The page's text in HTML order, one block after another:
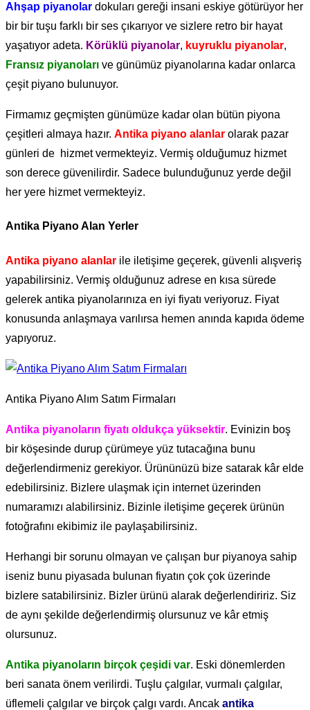
Ahşap piyanolar dokuları gereği insani eskiye götürüyor her
bir bir tuşu farklı bir ses çıkarıyor ve sizlere retro bir hayat
yaşatıyor adeta. Körüklü piyanolar, kuyruklu piyanolar,
Fransız piyanoları ve günümüz piyanolarına kadar onlarca
çeşit piyano bulunuyor.
Firmamız geçmişten günümüze kadar olan bütün piyona
çeşitleri almaya hazır. Antika piyano alanlar olarak pazar
günleri de hizmet vermekteyiz. Vermiş olduğumuz hizmet
son derece güvenilirdir. Sadece bulunduğunuz yerde değil
her yere hizmet vermekteyiz.
Antika Piyano Alan Yerler
Antika piyano alanlar ile iletişime geçerek, güvenli alışveriş
yapabilirsiniz. Vermiş olduğunuz adrese en kısa sürede
gelerek antika piyanolarınıza en iyi fiyatı veriyoruz. Fiyat
konusunda anlaşmaya varılırsa hemen anında kapıda ödeme
yapıyoruz.
Antika Piyano Alım Satım Firmaları
Antika piyanoların fiyatı oldukça yüksektir. Evinizin boş
bir köşesinde durup çürümeye yüz tutacağına bunu
değerlendirmeniz gerekiyor. Ürününüzü bize satarak kâr elde
edebilirsiniz. Bizlere ulaşmak için internet üzerinden
numaramızı alabilirsiniz. Bizinle iletişime geçerek ürünün
fotoğrafını ekibimiz ile paylaşabilirsiniz.
Herhangi bir sorunu olmayan ve çalışan bur piyanoya sahip
iseniz bunu piyasada bulunan fiyatın çok çok üzerinde
bizlere satabilirsiniz. Bizler ürünü alarak değerlendiririz. Siz
de aynı şekilde değerlendirmiş olursunuz ve kâr etmiş
olursunuz.
Antika piyanoların birçok çeşidi var. Eski dönemlerden
beri sanata önem verilirdi. Tuşlu çalgılar, vurmalı çalgılar,
üflemeli çalgılar ve birçok çalgı vardı. Ancak antika